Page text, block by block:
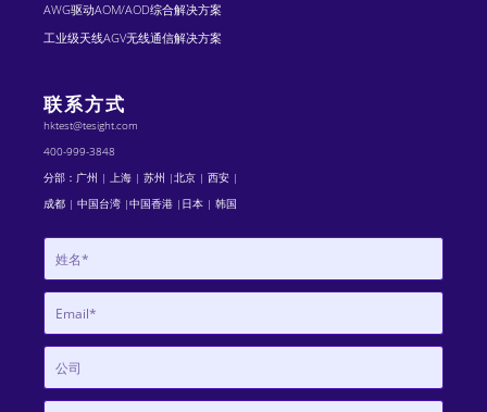
AWG驱动AOM/AOD综合解决方案
工业级天线AGV无线通信解决方案
联系方式
hktest@tesight.com
400-999-3848
分部：广州 | 上海 | 苏州 |北京 | 西安 |
成都 | 中国台湾 |中国香港 |日本 | 韩国